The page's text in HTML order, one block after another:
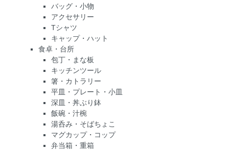
バッグ・小物
アクセサリー
Tシャツ
キャップ・ハット
食卓・台所
包丁・まな板
キッチンツール
箸・カトラリー
平皿・プレート・小皿
深皿・丼ぶり鉢
飯碗・汁椀
湯呑み・そばちょこ
マグカップ・コップ
弁当箱・重箱